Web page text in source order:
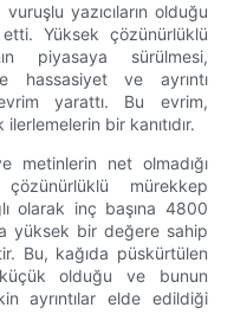
yazıcıların olduğu
Yüksek çözünürlüklü
piyasaya sürülmesi,
hassasiyet ve ayrıntı
yarattı. Bu evrim,
bir kanıtıdır.
metinlerin net olmadığı
mürekkep
olarak inç başına 4800
yüksek bir değere sahip
Bu, kağıda püskürtülen
olduğu ve bunun
ayrıntılar elde edildiği